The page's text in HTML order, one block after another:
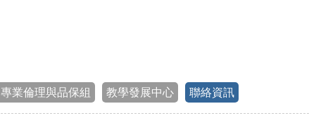
專業倫理與品保組 教學發展中心 聯絡資訊